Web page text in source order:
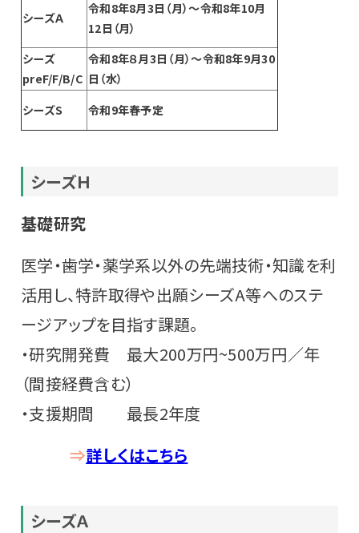
シーズＡ
令和8年8月3日（月）～令和8年10月
12日（月）
シーズ
preF/F/B/C
令和8年８月3日（月）～令和8年9月30
日（水）
シーズS
令和9年春予定
シーズＨ
基礎研究
医学・歯学・薬学系以外の先端技術・知識を利
活用し、特許取得や出願シーズA等へのステ
ージアップを目指す課題。
・研究開発費 最大200万円~500万円／年
（間接経費含む）
・支援期間 最長2年度
⇒詳しくはこちら
シーズＡ